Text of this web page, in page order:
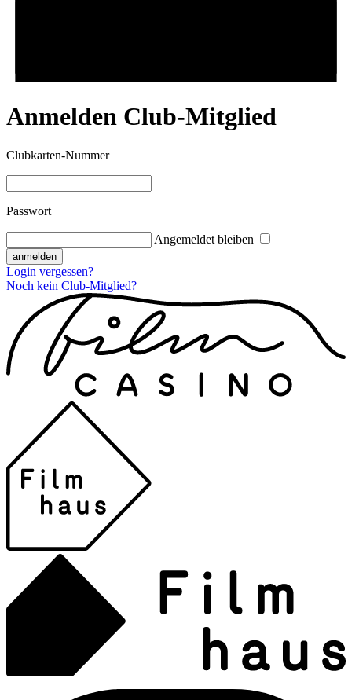
Anmelden Club-Mitglied
Clubkarten-Nummer
Passwort
Angemeldet bleiben
Login vergessen?
Noch kein Club-Mitglied?